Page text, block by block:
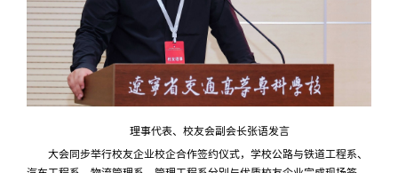
理事代表、校友会副会长张语发言
大会同步举行校友企业校企合作签约仪式，学校公路与铁道工程系、